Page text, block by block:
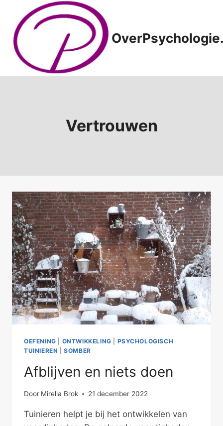
Doorgaan
inhoud
Vertrouwen
OEFENING ONTWIKKELING
PSYCHOLOGISCH
TUINIEREN |SOMBER
Afblijven en niets doen
Door Mirella Brok 21 december 2022
Tuinieren helpt je bij het ontwikkelen van